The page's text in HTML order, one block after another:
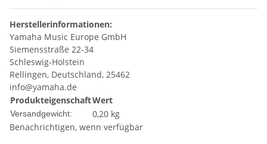
Herstellerinformationen:
Yamaha Music Europe GmbH
Siemensstraße 22-34
Schleswig-Holstein
Rellingen, Deutschland, 25462
info@yamaha.de
ProdukteigenschaftWert
Versandgewicht:
0,20 kg
Benachrichtigen, wenn verfügbar